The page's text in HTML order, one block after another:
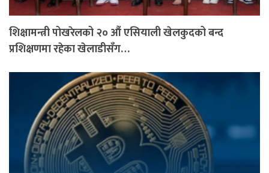
शिक्षामन्त्री पोखरेलको २० औं एसियाली खेलकुदको बन्द
प्रशिक्षणमा रहेका खेलाडीसँग…